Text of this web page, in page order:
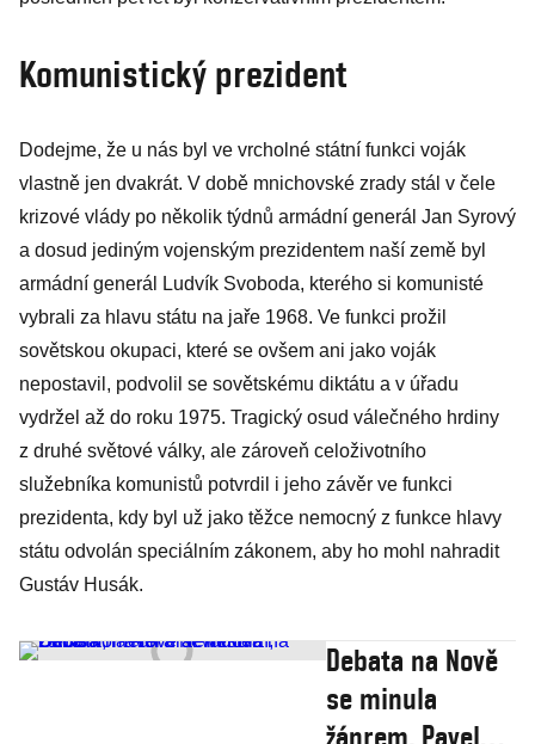
Komunistický prezident
Dodejme, že u nás byl ve vrcholné státní funkci voják
vlastně jen dvakrát. V době mnichovské zrady stál v čele
krizové vlády po několik týdnů armádní generál Jan Syrový
a dosud jediným vojenským prezidentem naší země byl
armádní generál Ludvík Svoboda, kterého si komunisté
vybrali za hlavu státu na jaře 1968. Ve funkci prožil
sovětskou okupaci, které se ovšem ani jako voják
nepostavil, podvolil se sovětskému diktátu a v úřadu
vydržel až do roku 1975. Tragický osud válečného hrdiny
z druhé světové války, ale zároveň celoživotního
služebníka komunistů potvrdil i jeho závěr ve funkci
prezidenta, kdy byl už jako těžce nemocný z funkce hlavy
státu odvolán speciálním zákonem, aby ho mohl nahradit
Gustáv Husák.
Debata na Nově
se minula
žánrem, Pavel